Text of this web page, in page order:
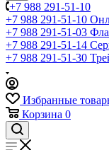
+7 988 291-51-10
+7 988 291-51-10
+7 988 291-51-03
+7 988 291-51-14
+7 988 291-51-30
Избранные
Корзина 0